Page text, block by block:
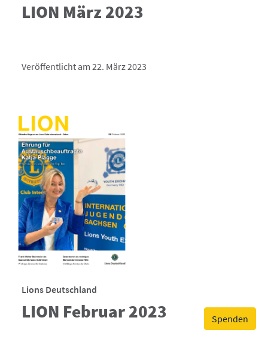
Spenden
LION März 2023
Veröffentlicht am 22. März 2023
Lions Deutschland
LION Februar 2023